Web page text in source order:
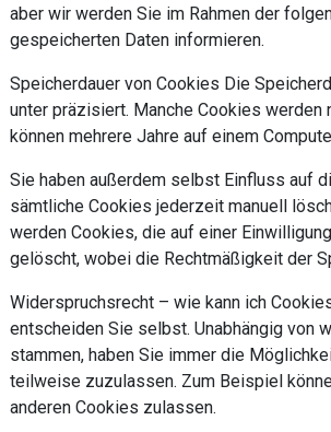
aber wir werden Sie im Rahmen der
gespeicherten Daten informieren.
Speicherdauer von Cookies Die
unter präzisiert. Manche Cookies
können mehrere Jahre auf einem
Sie haben außerdem selbst Einfluss auf
sämtliche Cookies jederzeit manuell
werden Cookies, die auf einer
gelöscht, wobei die Rechtmäßigkeit der
Widerspruchsrecht – wie kann ich
entscheiden Sie selbst. Unabhängig von
stammen, haben Sie immer die
teilweise zuzulassen. Zum Beispiel
anderen Cookies zulassen.